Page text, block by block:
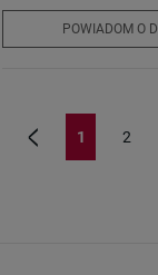
POWIADOM O
1 2